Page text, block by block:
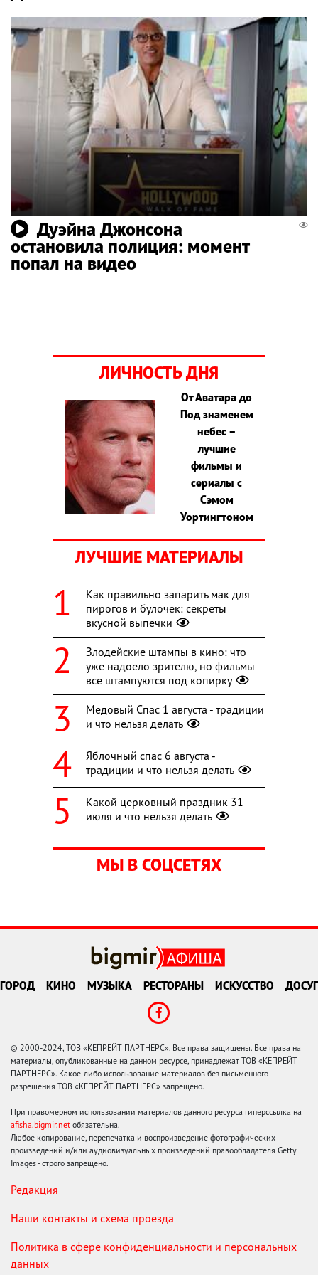
Дуэйна Джонсона
остановила полиция: момент
попал на видео
ЛИЧНОСТЬ ДНЯ
От Аватара до
Под знаменем
небес –
лучшие
фильмы и
сериалы с
Сэмом
Уортингтоном
ЛУЧШИЕ МАТЕРИАЛЫ
Как правильно запарить мак для
пирогов и булочек: секреты
вкусной выпечки
Злодейские штампы в кино: что
уже надоело зрителю, но фильмы
все штампуются под копирку
Медовый Спас 1 августа - традиции
и что нельзя делать
Яблочный спас 6 августа -
традиции и что нельзя делать
Какой церковный праздник 31
июля и что нельзя делать
МЫ В СОЦСЕТЯХ
ГОРОД КИНО МУЗЫКА РЕСТОРАНЫ ИСКУССТВО ДОСУГ
© 2000-2024, ТОВ «КЕПРЕЙТ ПАРТНЕРС». Все права защищены. Все права на
материалы, опубликованные на данном ресурсе, принадлежат ТОВ «КЕПРЕЙТ
ПАРТНЕРС». Какое-либо использование материалов без письменного
разрешения ТОВ «КЕПРЕЙТ ПАРТНЕРС» запрещено.
При правомерном использовании материалов данного ресурса гиперссылка на
afisha.bigmir.net обязательна.
Любое копирование, перепечатка и воспроизведение фотографических
произведений и/или аудиовизуальных произведений правообладателя Getty
Images - строго запрещено.
Редакция
Наши контакты и схема проезда
Политика в сфере конфиденциальности и персональных
данных